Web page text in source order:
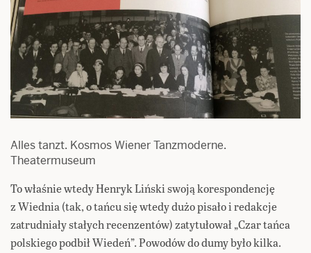
Alles tanzt. Kosmos Wiener Tanzmoderne.
Theatermuseum
To właśnie wtedy Henryk Liński swoją korespondencję
z Wiednia (tak, o tańcu się wtedy dużo pisało i redakcje
zatrudniały stałych recenzentów) zatytułował „Czar tańca
polskiego podbił Wiedeń”. Powodów do dumy było kilka.